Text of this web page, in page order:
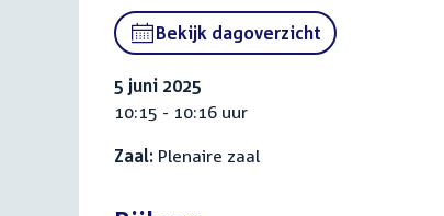
Bekijk dagoverzicht
5 juni 2025
10:15 - 10:16 uur
Zaal: Plenaire zaal